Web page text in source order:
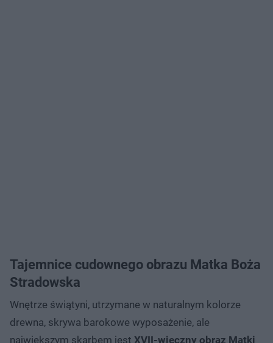
Tajemnice cudownego obrazu Matka Boża
Stradowska
Wnętrze świątyni, utrzymane w naturalnym kolorze
drewna, skrywa barokowe wyposażenie, ale
największym skarbem jest XVII-wieczny obraz Matki